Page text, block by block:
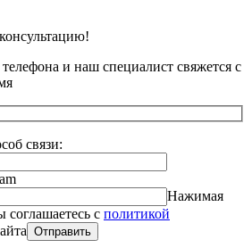
и наш специалист свяжется с
связи:
Нажимая
с политикой
Отправить